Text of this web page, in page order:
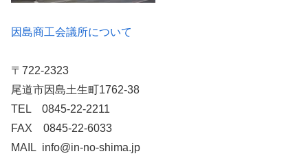
因島商工会議所について
〒722-2323
尾道市因島土生町1762-38
TEL 0845-22-2211
FAX 0845-22-6033
MAIL info@in-no-shima.jp